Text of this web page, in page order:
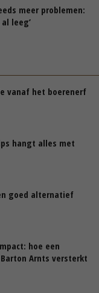
meer problemen:
leeg’
vanaf het boerenerf
hangt alles met
goed alternatief
hoe een
Arnts versterkt